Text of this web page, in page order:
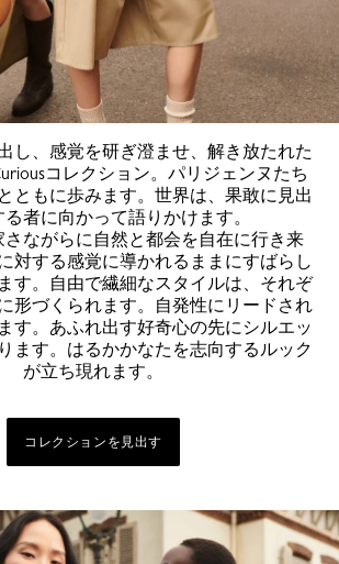
し、感覚を研ぎ澄ませ、解き放たれた
コレクション。パリジェンヌたち
ともに歩みます。世界は、果敢に見出
者に向かって語りかけます。
さながらに自然と都会を自在に行き来
対する感覚に導かれるままにすばらし
す。自由で繊細なスタイルは、それぞ
形づくられます。自発性にリードされ
す。あふれ出す好奇心の先にシルエッ
ます。はるかかなたを志向するルック
が立ち現れます。
コレクションを見出す